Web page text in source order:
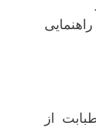
ابت
از